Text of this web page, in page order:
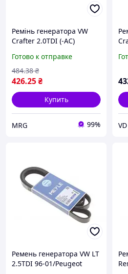
Ремінь генератора VW
Crafter 2.0TDI (-AC)
Готово к отправке
426.25₴
484.38 ₴
Купить
MRG 99%
Ремень генератора VW LT
2.5TDI 96-01/Peugeot